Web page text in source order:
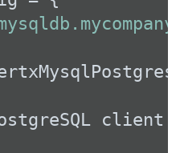
client: